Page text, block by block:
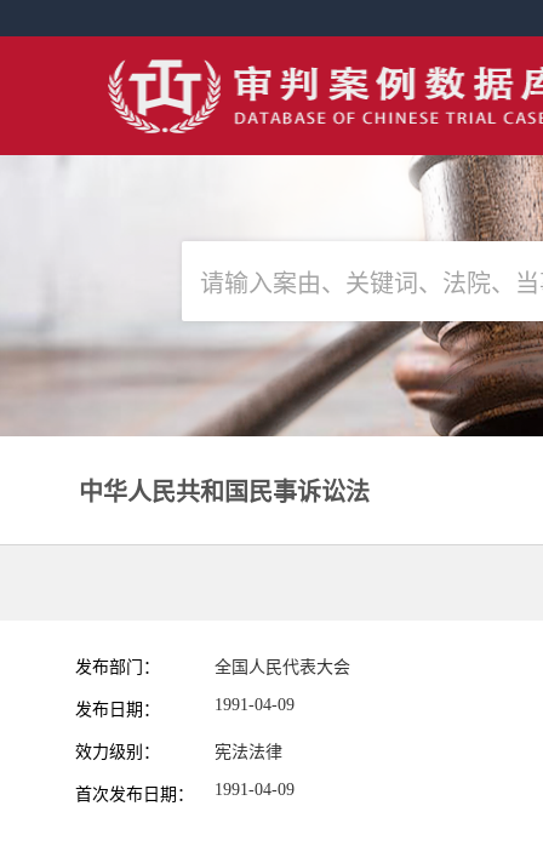
中华人民共和国民事诉讼法
发布部门： 全国人民代表大会
发布日期： 1991-04-09
效力级别： 宪法法律
首次发布日期： 1991-04-09